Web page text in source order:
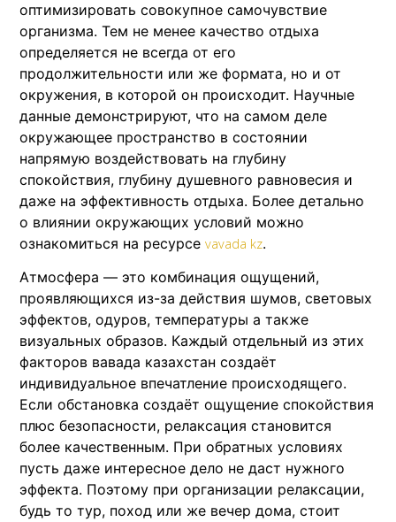
оптимизировать совокупное самочувствие
организма. Тем не менее качество отдыха
определяется не всегда от его
продолжительности или же формата, но и от
окружения, в которой он происходит. Научные
данные демонстрируют, что на самом деле
окружающее пространство в состоянии
напрямую воздействовать на глубину
спокойствия, глубину душевного равновесия и
даже на эффективность отдыха. Более детально
о влиянии окружающих условий можно
ознакомиться на ресурсеvavada kz.
Атмосфера — это комбинация ощущений,
проявляющихся из-за действия шумов, световых
эффектов, одуров, температуры а также
визуальных образов. Каждый отдельный из этих
факторов вавада казахстан создаёт
индивидуальное впечатление происходящего.
Если обстановка создаёт ощущение спокойствия
плюс безопасности, релаксация становится
более качественным. При обратных условиях
пусть даже интересное дело не даст нужного
эффекта. Поэтому при организации релаксации,
будь то тур, поход или же вечер дома, стоит